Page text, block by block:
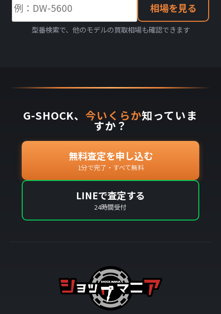
相場を見る
型番検索で、他のモデルの買取相場も確認できます
G-SHOCK、今いくらか知っていま
すか？
無料査定を申し込む
1分で完了・すべて無料
LINEで査定する
24時間受付